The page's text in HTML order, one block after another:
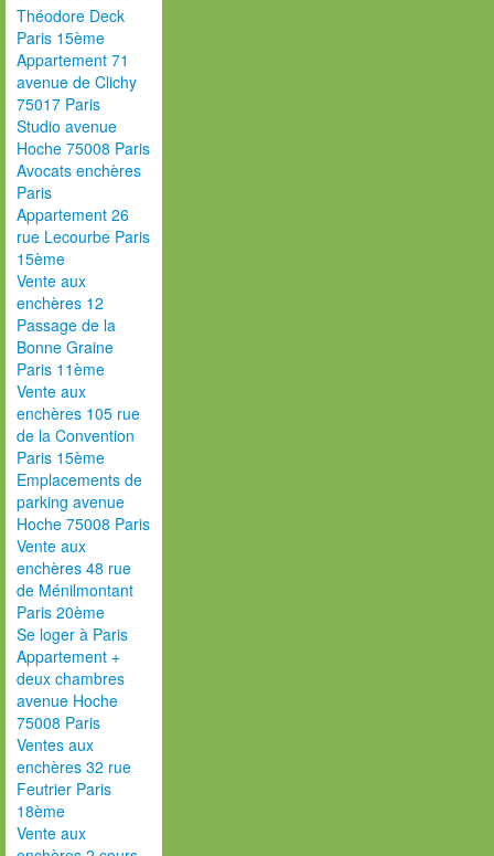
Théodore Deck
Paris 15ème
Appartement 71
avenue de Clichy
75017 Paris
Studio avenue
Hoche 75008 Paris
Avocats enchères
Paris
Appartement 26
rue Lecourbe Paris
15ème
Vente aux
enchères 12
Passage de la
Bonne Graine
Paris 11ème
Vente aux
enchères 105 rue
de la Convention
Paris 15ème
Emplacements de
parking avenue
Hoche 75008 Paris
Vente aux
enchères 48 rue
de Ménilmontant
Paris 20ème
Se loger à Paris
Appartement +
deux chambres
avenue Hoche
75008 Paris
Ventes aux
enchères 32 rue
Feutrier Paris
18ème
Vente aux